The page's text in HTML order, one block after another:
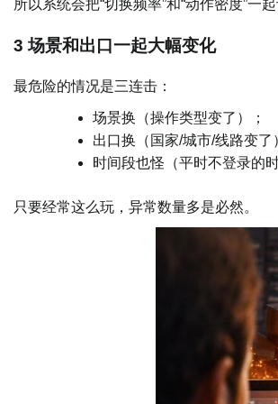
所以系统会把“切换频率”和“动作密度”一
3 场景和出口一起大幅变化
最危险的情况是三连击：
场景换（操作类型变了）；
出口换（国家/城市/线路变了
时间段也怪（平时不登录的
只要经常这么玩，异常数量多是必然。